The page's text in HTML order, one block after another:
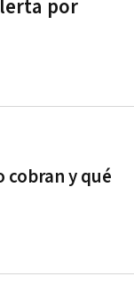
por
cobran y qué